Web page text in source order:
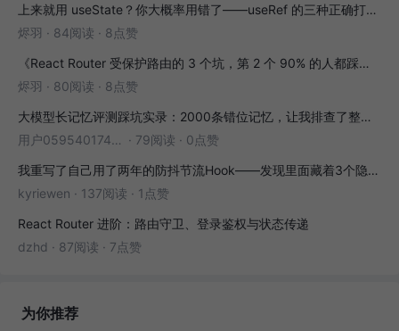
上来就用 useState？你大概率用错了——useRef 的三种正确打开方式
烬羽 · 84阅读 · 8点赞
《React Router 受保护路由的 3 个坑，第 2 个 90% 的人都踩过》
烬羽 · 80阅读 · 8点赞
大模型长记忆评测踩坑实录：2000条错位记忆，让我排查了整整3小时
用户05954017446 · 79阅读 · 0点赞
我重写了自己用了两年的防抖节流Hook——发现里面藏着3个隐藏bug
kyriewen · 137阅读 · 1点赞
React Router 进阶：路由守卫、登录鉴权与状态传递
dzhd · 87阅读 · 7点赞
为你推荐